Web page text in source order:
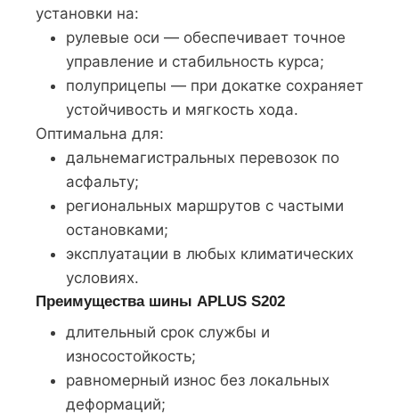
установки на:
рулевые оси — обеспечивает точное
управление и стабильность курса;
полуприцепы — при докатке сохраняет
устойчивость и мягкость хода.
Оптимальна для:
дальнемагистральных перевозок по
асфальту;
региональных маршрутов с частыми
остановками;
эксплуатации в любых климатических
условиях.
Преимущества шины APLUS S202
длительный срок службы и
износостойкость;
равномерный износ без локальных
деформаций;